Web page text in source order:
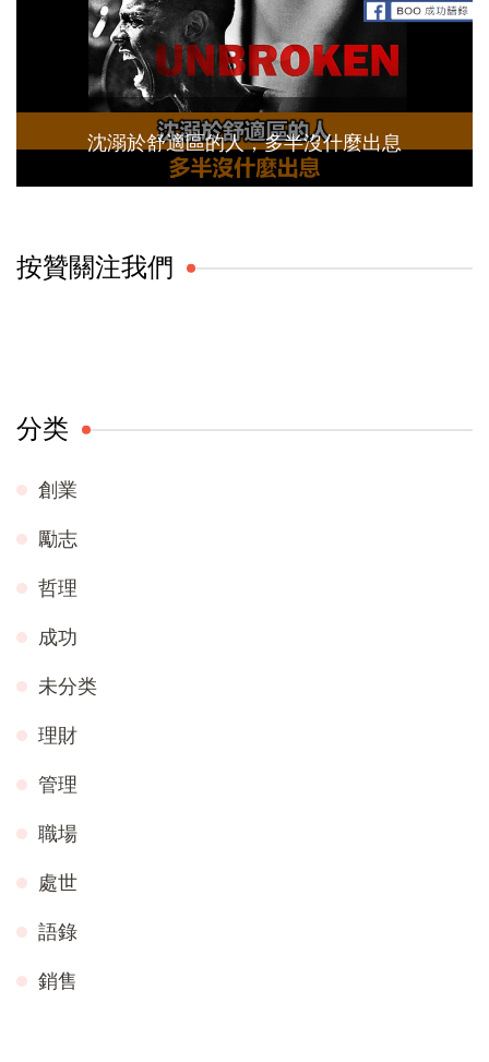
沈溺於舒適區的人，多半沒什麼出息
按贊關注我們
分类
創業
勵志
哲理
成功
未分类
理財
管理
職場
處世
語錄
銷售